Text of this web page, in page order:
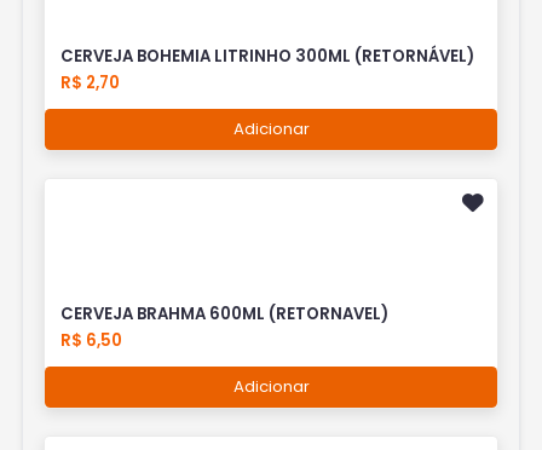
CERVEJA BOHEMIA LITRINHO 300ML (RETORNÁVEL)
R$ 2,70
Adicionar
CERVEJA BRAHMA 600ML (RETORNAVEL)
R$ 6,50
Adicionar